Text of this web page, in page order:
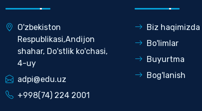
O'zbekiston
Respublikasi,Andijon
shahar, Do'stlik ko'chasi,
4-uy
adpi@edu.uz
+998(74) 224 2001
Biz haqimizda
Bo'limlar
Buyurtma
Bog'lanish